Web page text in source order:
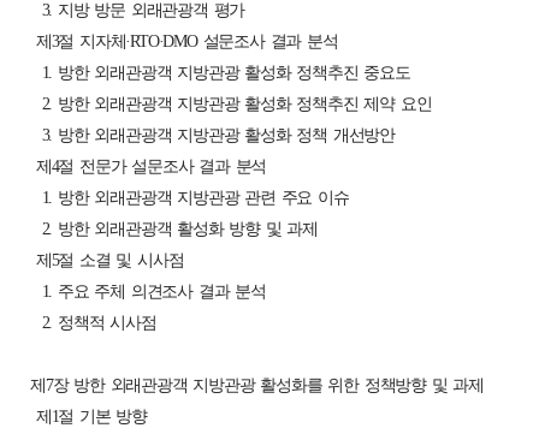
3. 지방 방문 외래관광객 평가
제3절 지자체·RTO·DMO 설문조사 결과 분석
1. 방한 외래관광객 지방관광 활성화 정책추진 중요도
2. 방한 외래관광객 지방관광 활성화 정책추진 제약 요인
3. 방한 외래관광객 지방관광 활성화 정책 개선방안
제4절 전문가 설문조사 결과 분석
1. 방한 외래관광객 지방관광 관련 주요 이슈
2. 방한 외래관광객 활성화 방향 및 과제
제5절 소결 및 시사점
1. 주요 주체 의견조사 결과 분석
2. 정책적 시사점
제7장 방한 외래관광객 지방관광 활성화를 위한 정책방향 및 과제
제1절 기본 방향